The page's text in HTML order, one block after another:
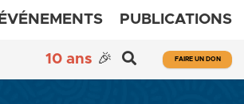
ÉVÉNEMENTS PUBLICATIONS
10 ans 🎉 FAIRE UN DON